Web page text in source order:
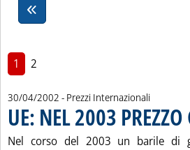
1 2
30/04/2002 - Prezzi Internazionali
UE: NEL 2003
Nel corso del 2003 un barile di